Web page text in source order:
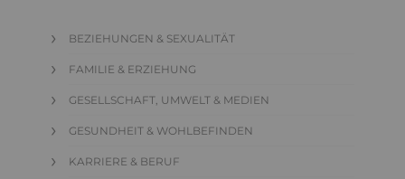
BEZIEHUNGEN & SEXUALITÄT
FAMILIE & ERZIEHUNG
GESELLSCHAFT, UMWELT & MEDIEN
GESUNDHEIT & WOHLBEFINDEN
KARRIERE & BERUF